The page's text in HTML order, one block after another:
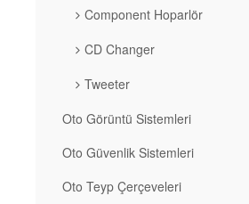
Component Hoparlör
CD Changer
Tweeter
Oto Görüntü Sistemleri
Oto Güvenlik Sistemleri
Oto Teyp Çerçeveleri